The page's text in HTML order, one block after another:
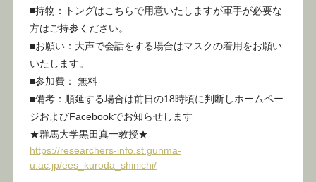
■持物：トングはこちらで用意いたしますが軍手が必要な
方はご持参ください。
■お願い：大声で会話をする場合はマスクの着用をお願い
いたします。
■参加費： 無料
■備考：順延する場合は前日の18時頃に判断しホームペー
ジおよびFacebookでお知らせします
★群馬大学黒田真一教授★
https://researchers-info.st.gunma-
u.ac.jp/ees_kuroda_shinichi/